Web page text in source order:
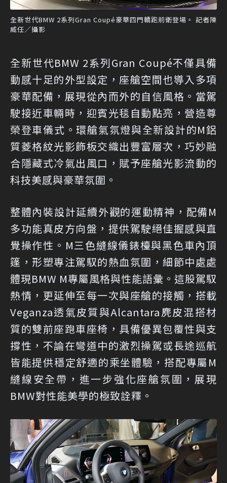
全新世代BMW 2系列Gran Coupé豪華四門轎跑前衛登場。 記者陳
威任／攝影
全新世代BMW 2系列Gran Coupé不僅具備
動感十足的外型設定，座艙空間也導入多項
豪華配備，展現從內而外的自信風格。當駕
駛接近車輛時，迎賓光毯自動點亮，營造尊
榮登車儀式。環艙氣氛燈與全新設計的M鋁
質菱格紋光影飾板交織出豐富層次，巧妙融
合隱藏式冷氣出風口，賦予座艙光影流動的
科技美感與豪華氛圍。
整體內裝設計延續外觀的運動精神，配備M
多功能真皮方向盤，提供駕駛絕佳握感與直
覺操作性。M三色縫線儀錶檯與黑色車內頂
篷，形塑專注駕馭的熱血氛圍，細節中處處
體現BMW M專屬風格與性能語彙。這股駕馭
熱情，更延伸至每一次與座艙的接觸，搭載
Veganza透氣皮質與Alcantara麂皮混搭材
質的雙前座跑車座椅，具備優異包覆性與支
撐性，不論在彎道中的激烈操駕或長途巡航
皆能提供穩定舒適的乘坐體驗，搭配專屬M
縫線安全帶，進一步強化座艙氛圍，展現
BMW對性能美學的極致詮釋。